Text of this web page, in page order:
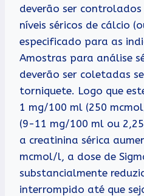
deverão ser
níveis séricos de cálcio
especificado para as
Amostras para análise
deverão ser coletadas
torniquete. Logo que
1 mg/100 ml (250
(9-11 mg/100 ml ou
a creatinina sérica
mcmol/l, a dose de
substancialmente
interrompido até que